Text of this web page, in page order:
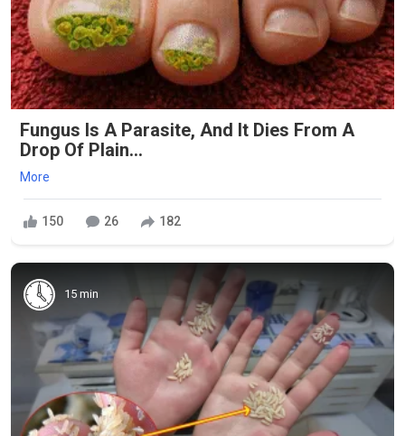
Fungus Is A Parasite, And It Dies From A
Drop Of Plain...
More
150 26 182
15 min